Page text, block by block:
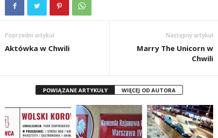
Poprzedni artykuł
Aktówka w Chwili
Następny artykuł
Marry The Unicorn w
Chwili
POWIĄZANE ARTYKUŁY WIĘCEJ OD AUTORA